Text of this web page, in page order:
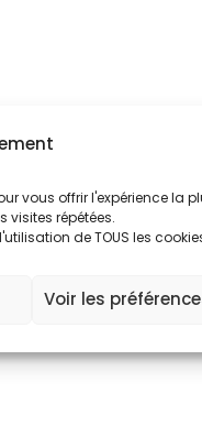
vous offrir l'expérience la
visites répétées.
de TOUS les
Voir les